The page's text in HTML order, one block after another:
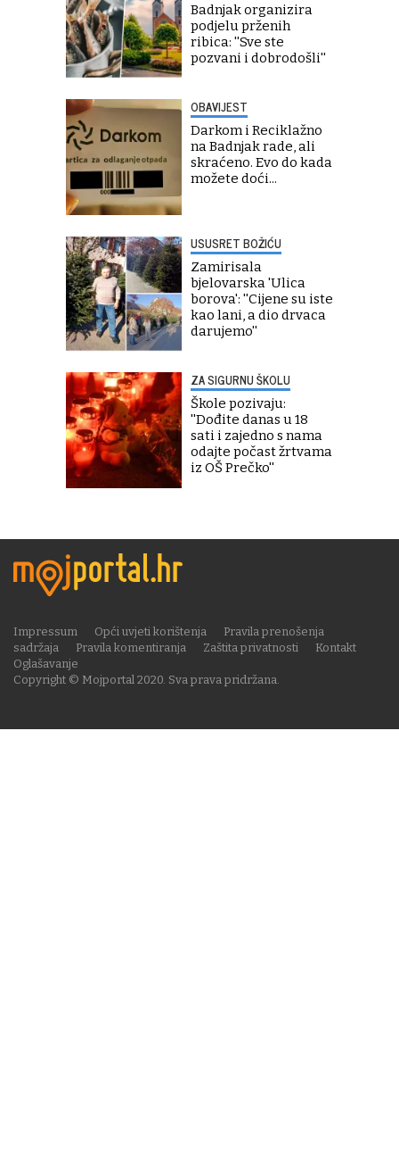
Badnjak organizira
podjelu prženih
ribica: ''Sve ste
pozvani i dobrodošli''
OBAVIJEST
Darkom i Reciklažno
na Badnjak rade, ali
skraćeno. Evo do kada
možete doći...
USUSRET BOŽIĆU
Zamirisala
bjelovarska 'Ulica
borova': ''Cijene su iste
kao lani, a dio drvaca
darujemo''
ZA SIGURNU ŠKOLU
Škole pozivaju:
''Dođite danas u 18
sati i zajedno s nama
odajte počast žrtvama
iz OŠ Prečko''
Copyright © Mojportal 2020. Sva prava pridržana.
Impressum Opći uvjeti korištenja
Pravila prenošenja
sadržaja
Pravila komentiranja Zaštita privatnosti
Kontakt
Oglašavanje